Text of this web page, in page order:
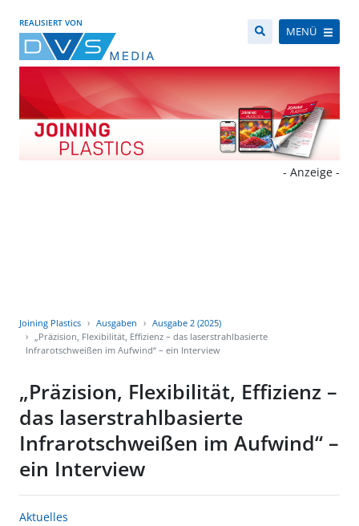
REALISIERT VON
MENÜ
- Anzeige -
Joining Plastics Ausgaben
Ausgabe 2 (2025)
„Präzision, Flexibilität, Effizienz – das laserstrahlbasierte
Infrarotschweißen im Aufwind“ – ein Interview
„Präzision, Flexibilität, Effizienz –
das laserstrahlbasierte
Infrarotschweißen im Aufwind“ –
ein Interview
Aktuelles